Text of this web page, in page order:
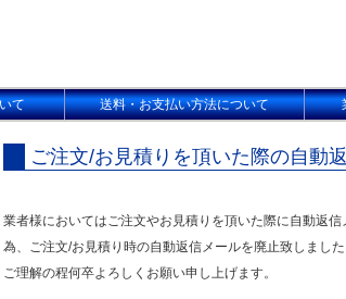
て 送料・お支払い方法について
ご注文/お見積りを頂いた際の自動
業者様においてはご注文やお見積りを頂いた際に自動返
為、ご注文/お見積り時の自動返信メールを廃止致しました
ご理解の程何卒よろしくお願い申し上げます。